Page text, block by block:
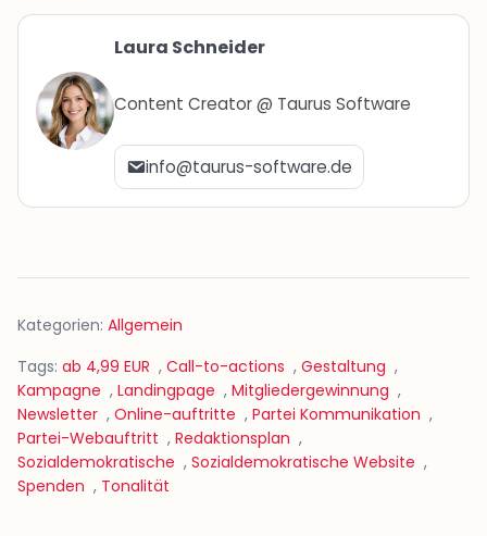
Laura Schneider
Content Creator @ Taurus Software
info@taurus-software.de
Kategorien: Allgemein
Tags: ab 4,99 EUR , Call-to-actions , Gestaltung ,
Kampagne , Landingpage , Mitgliedergewinnung ,
Newsletter , Online-auftritte , Partei Kommunikation ,
Partei-Webauftritt , Redaktionsplan ,
Sozialdemokratische , Sozialdemokratische Website ,
Spenden , Tonalität